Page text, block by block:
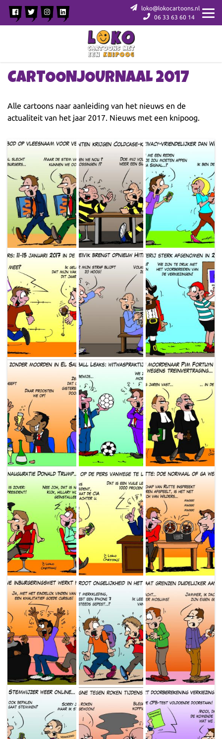
loko@lokocartoons.nl
06 33 63 60 14
CARTOONJOURNAAL 2017
Alle cartoons naar aanleiding van het nieuws en de
actualiteit van het jaar 2017. Nieuws met een knipoog.